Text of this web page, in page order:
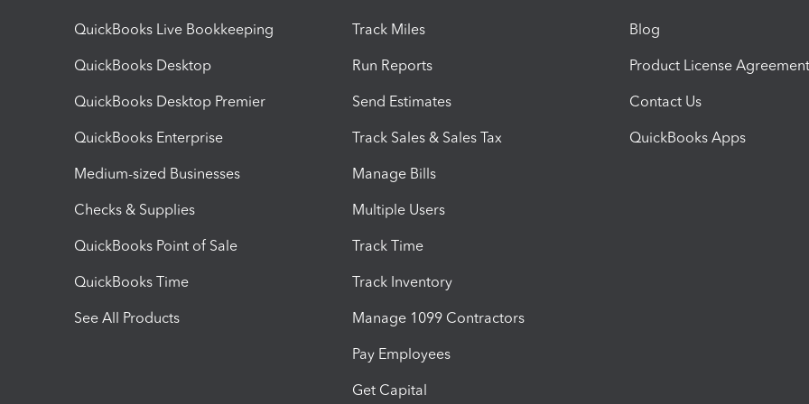
QuickBooks Live Bookkeeping
QuickBooks Desktop
QuickBooks Desktop Premier
QuickBooks Enterprise
Medium-sized Businesses
Checks & Supplies
QuickBooks Point of Sale
QuickBooks Time
See All Products
Track Miles
Run Reports
Send Estimates
Track Sales & Sales Tax
Manage Bills
Multiple Users
Track Time
Track Inventory
Manage 1099 Contractors
Pay Employees
Get Capital
Blog
Product License Agreement
Contact Us
QuickBooks Apps